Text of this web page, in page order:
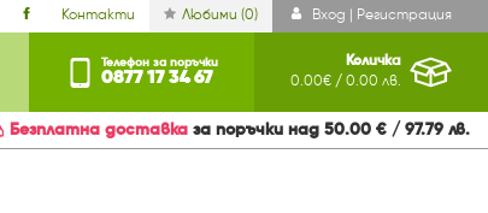
Контакти Любими (0) Вход | Регистрация
Телефон за поръчки
0877 17 34 67
Количка
0.00€ / 0.00 лв.
Безплатна доставка за поръчки над 50.00 € / 97.79 лв.